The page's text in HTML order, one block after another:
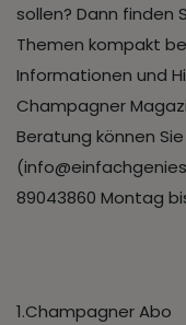
sollen? Dann finden
Themen kompakt
Informationen und
Champagner
Beratung können
89043860 Montag
Champagner Abo